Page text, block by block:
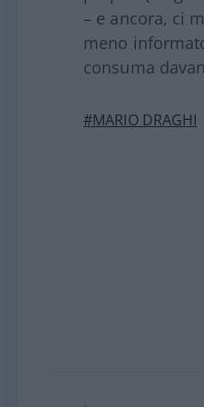
– e ancora, ci
meno
consuma
#MARIO DRAGHI